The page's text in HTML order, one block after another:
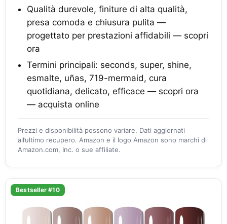
Qualità durevole, finiture di alta qualità,
presa comoda e chiusura pulita —
progettato per prestazioni affidabili — scopri
ora
Termini principali: seconds, super, shine,
esmalte, uñas, 719-mermaid, cura
quotidiana, delicato, efficace — scopri ora
— acquista online
Prezzi e disponibilità possono variare. Dati aggiornati
all’ultimo recupero. Amazon e il logo Amazon sono marchi di
Amazon.com, Inc. o sue affiliate.
Bestseller #10